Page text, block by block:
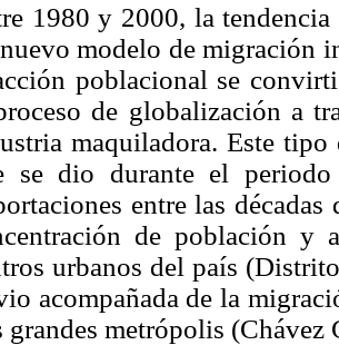
1980 y 2000, la
modelo de migración
poblacional se
de globalización a
maquiladora. Este
se dio durante el
entre las
de población y
urbanos del país
acompañada de la
grandes metrópolis